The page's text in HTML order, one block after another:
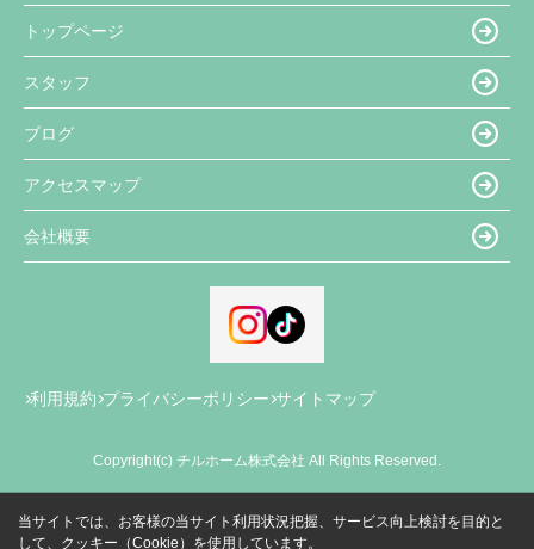
トップページ
スタッフ
ブログ
アクセスマップ
会社概要
利用規約 プライバシーポリシー サイトマップ
Copyright(c) チルホーム株式会社 All Rights Reserved.
当サイトでは、お客様の当サイト利用状況把握、サービス向上検討を目的と
して、クッキー（Cookie）を使用しています。